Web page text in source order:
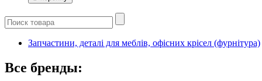
Запчастини, деталі для меблів, офісних крісел (фурнітура)
Все бренды: